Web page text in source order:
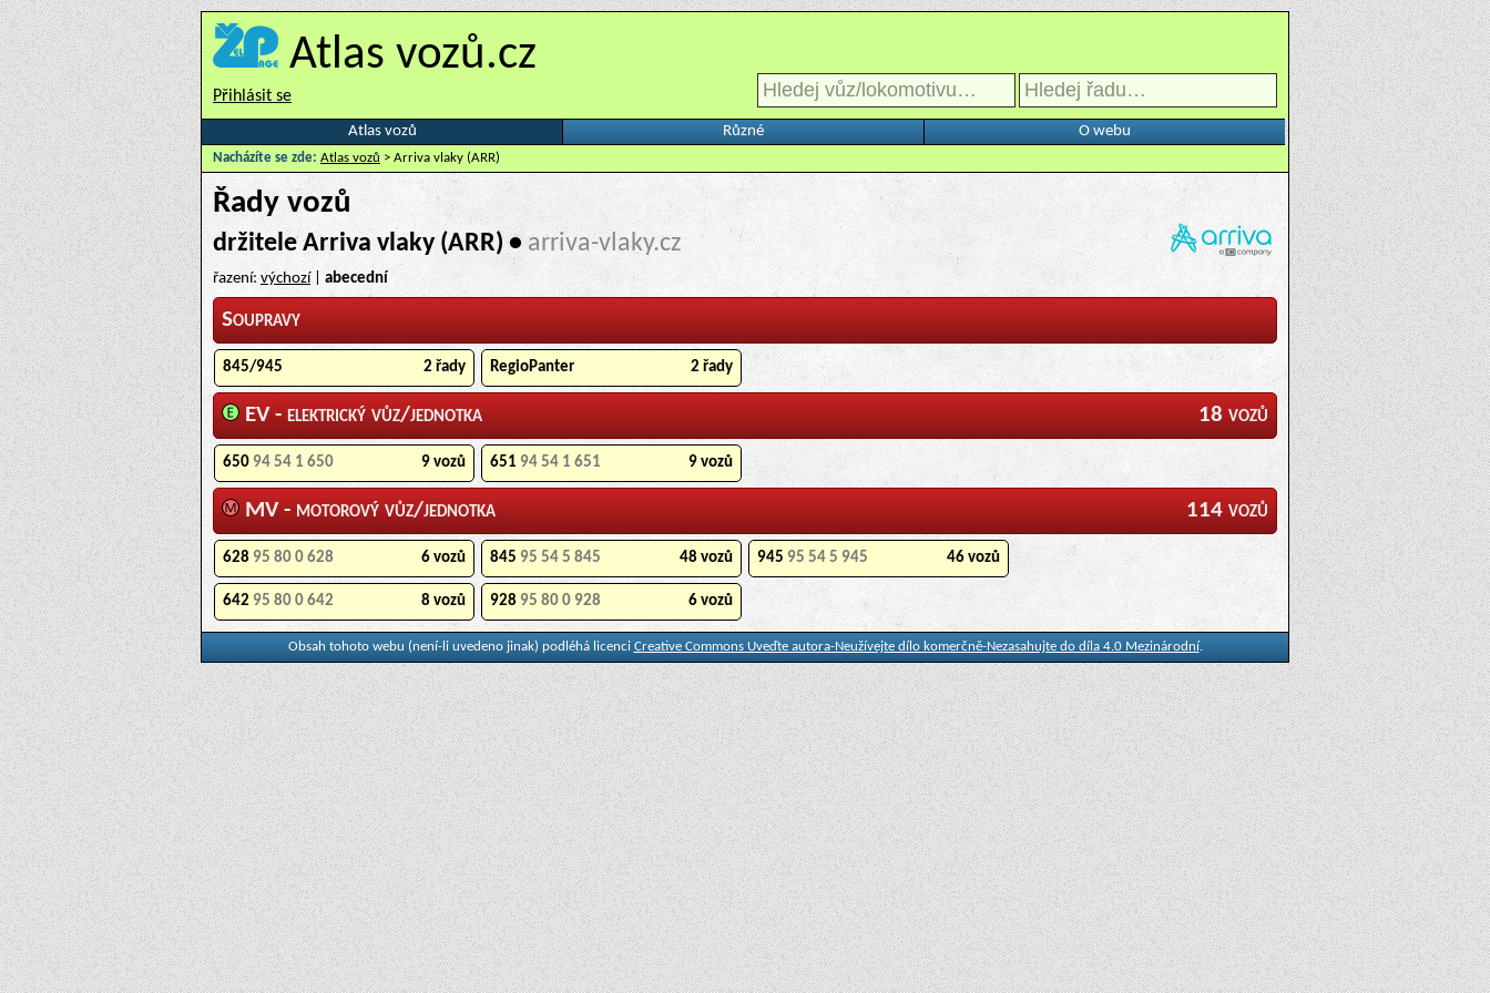
Atlas vozů.cz
Přihlásit se
Atlas vozů Různé O webu
Nacházíte se zde: Atlas vozů > Arriva vlaky (ARR)
Řady vozů
držitele Arriva vlaky (ARR) •arriva-vlaky.cz
řazení:výchozí| abecední
Soupravy
845/945 2 řady RegioPanter 2 řady
EV - elektrický vůz/jednotka 18 vozů
650 94 54 1 650 9 vozů 651 94 54 1 651 9 vozů
MV - motorový vůz/jednotka 114 vozů
628 95 80 0 628 6 vozů
642 95 80 0 642 8 vozů
845 95 54 5 845 48 vozů
928 95 80 0 928 6 vozů
945 95 54 5 945 46 vozů
Obsah tohoto webu (není-li uvedeno jinak) podléhá licenci Creative Commons Uveďte autora-Neužívejte dílo komerčně-Nezasahujte do díla 4.0 Mezinárodní.